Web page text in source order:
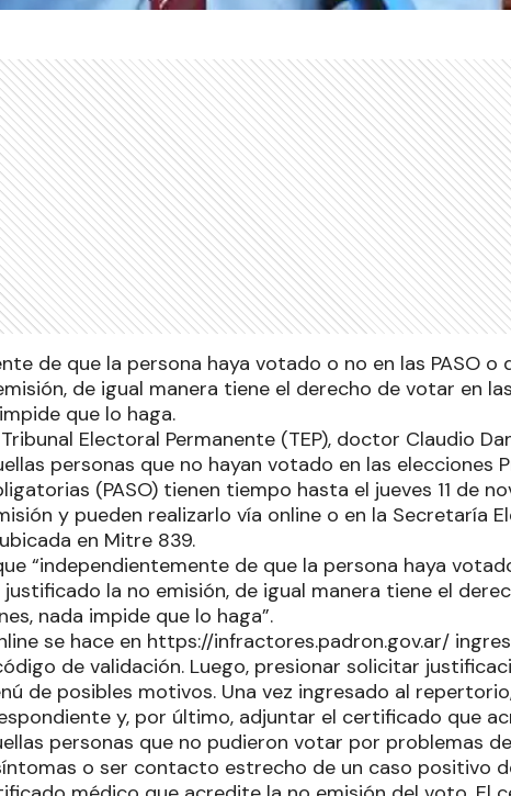
de que la persona haya votado o no en las PASO o
de igual manera tiene el derecho de votar en
que lo haga.
Electoral Permanente (TEP), doctor Claudio
personas que no hayan votado en las elecciones
(PASO) tienen tiempo hasta el jueves 11 de
y pueden realizarlo vía online o en la Secretaría
en Mitre 839.
“independientemente de que la persona haya
la no emisión, de igual manera tiene el
nada impide que lo haga”.
se hace en https://infractores.padron.gov.ar/
de validación. Luego, presionar solicitar
de posibles motivos. Una vez ingresado al
y, por último, adjuntar el certificado que
personas que no pudieron votar por problemas
o ser contacto estrecho de un caso positivo